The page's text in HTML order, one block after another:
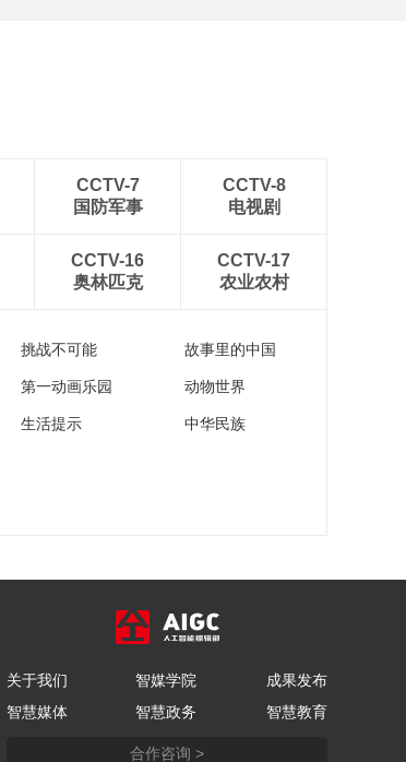
CCTV-7
国防军事
CCTV-8
电视剧
CCTV-16
奥林匹克
CCTV-17
农业农村
挑战不可能 故事里的中国
第一动画乐园 动物世界
生活提示 中华民族
关于我们 智媒学院
成果发布
智慧媒体
智慧政务 智慧教育
合作咨询 >